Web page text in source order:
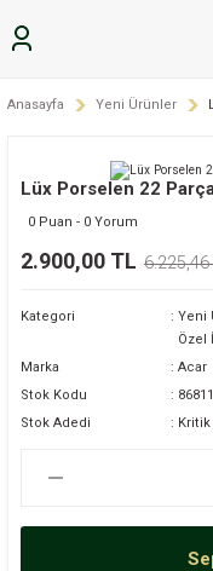
Anasayfa Yeni Ürünler
Lüx Porselen 22
0 Puan - 0 Yorum
2.900,00 TL 6.225,46
Kategori Yeni
Özel
Marka
Acar
Stok Kodu
Stok Adedi